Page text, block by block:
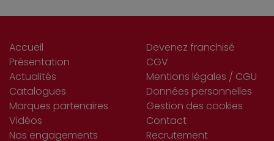
Accueil
Présentation
Actualités
Catalogues
Marques partenaires
Vidéos
Nos engagements
Devenez franchisé
CGV
Mentions légales / CGU
Données personnelles
Gestion des cookies
Contact
Recrutement